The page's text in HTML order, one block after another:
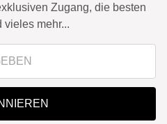
Zugang, die besten
vieles mehr...